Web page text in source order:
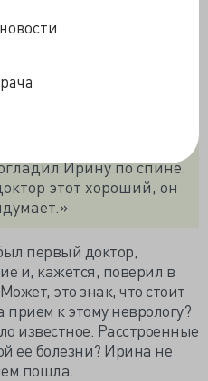
А потом сообщил,
сделать то же самое, что
Ирину по спине.
этот хороший, он
первый доктор,
и, кажется, поверил в
это знак, что стоит
к этому неврологу?
известное. Расстроенные
ее болезни? Ирина не
пошла.